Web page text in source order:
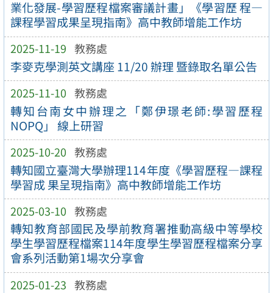
業化發展-學習歷程檔案審議計畫」《學習歷 程—
課程學習成果呈現指南》高中教師增能工作坊
2025-11-19 教務處
李麥克學測英文講座 11/20 辦理 暨錄取名單公告
2025-11-10 教務處
轉知台南女中辦理之「鄭伊璟老師:學習歷程
NOPQ」 線上研習
2025-10-20 教務處
轉知國立臺灣大學辦理114年度《學習歷程—課程
學習成 果呈現指南》高中教師增能工作坊
2025-03-10 教務處
轉知教育部國民及學前教育署推動高級中等學校
學生學習歷程檔案114年度學生學習歷程檔案分享
會系列活動第1場次分享會
2025-01-23 教務處